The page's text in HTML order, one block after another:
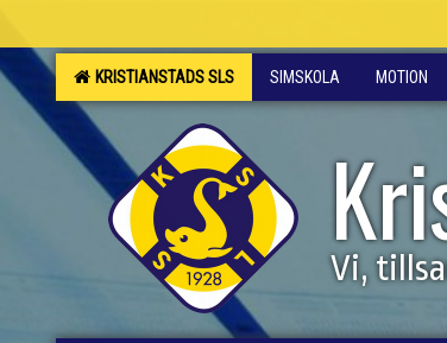
KRISTIANSTADS SLS SIMSKOLA MOTION
Vi,